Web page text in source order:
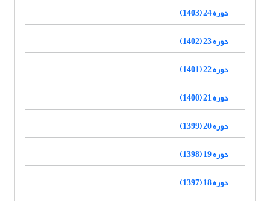
دوره 24 (1403)
دوره 23 (1402)
دوره 22 (1401)
دوره 21 (1400)
دوره 20 (1399)
دوره 19 (1398)
دوره 18 (1397)